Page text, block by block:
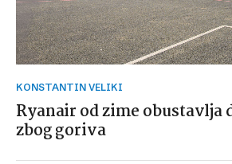
KONSTANTIN VELIKI
Ryanair od zime obustavlja
zbog goriva